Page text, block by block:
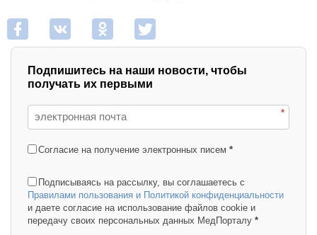
Подпишитесь на наши новости, чтобы
получать их первыми
*
Согласие на получение электронных писем *
Подписываясь на рассылку, вы соглашаетесь с
Правилами пользования и Политикой конфиденциальности
и даете согласие на использование файлов cookie и
передачу своих персональных данных МедПорталу *